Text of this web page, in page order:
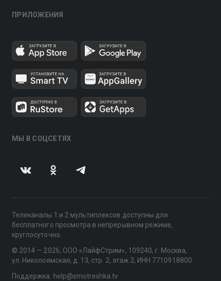
ПРИЛОЖЕНИЯ
МЫ В СОЦСЕТЯХ
Телеканалы 1 и 2 мультиплексов доступны для
бесплатного просмотра в непрерывном режиме,
круглосуточно.
© 2014 — 2026, ООО «ЛайфСтрим», 109240, г. Москва,
ул. Николоямская, д. 13, стр. 2, этаж 2, ИНН 7710918800
Поддержка: help@smotreshka.tv